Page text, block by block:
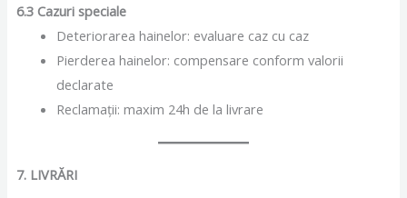
6.3 Cazuri speciale
Deteriorarea hainelor: evaluare caz cu caz
Pierderea hainelor: compensare conform valorii
declarate
Reclamații: maxim 24h de la livrare
7. LIVRĂRI